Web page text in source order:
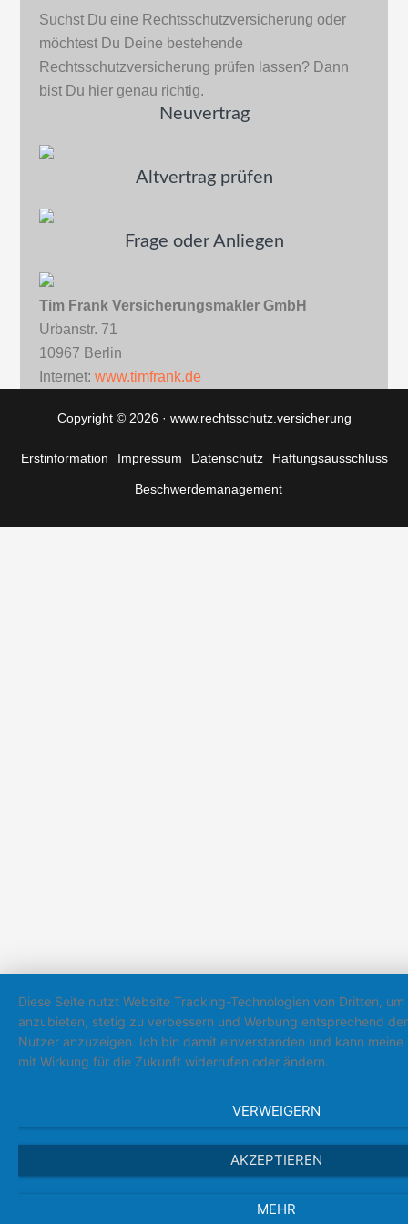
Suchst Du eine Rechtsschutzversicherung oder
möchtest Du Deine bestehende
Rechtsschutzversicherung prüfen lassen? Dann
bist Du hier genau richtig.
Neuvertrag
Altvertrag prüfen
Frage oder Anliegen
Tim Frank Versicherungsmakler GmbH
Urbanstr. 71
10967 Berlin
Internet: www.timfrank.de
Copyright © 2026 · www.rechtsschutz.versicherung
Erstinformation Impressum Datenschutz Haftungsausschluss
Beschwerde­management
Diese Seite nutzt Website Tracking-Technologien von Dritten, um
anzubieten, stetig zu verbessern und Werbung entsprechend
Nutzer anzuzeigen. Ich bin damit einverstanden und kann meine
mit Wirkung für die Zukunft widerrufen oder ändern.
VERWEIGERN
AKZEPTIEREN
MEHR